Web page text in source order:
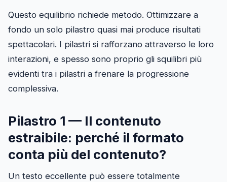
Questo equilibrio richiede metodo. Ottimizzare a
fondo un solo pilastro quasi mai produce risultati
spettacolari. I pilastri si rafforzano attraverso le loro
interazioni, e spesso sono proprio gli squilibri più
evidenti tra i pilastri a frenare la progressione
complessiva.
Pilastro 1 — Il contenuto
estraibile: perché il formato
conta più del contenuto?
Un testo eccellente può essere totalmente